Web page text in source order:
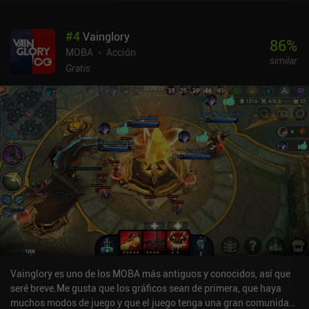
equilibrados, lo que significa que podemos competir fácilmente
con los héroes que obtenemos de forma gratuita, mientras que las
skins puramente cosméticas y los héroes adicionales se pueden
más pulido, justo y, en general, más prometedor que he jugado en
años.
#4Vainglory
MOBA
Acción
Gratis
86%
similar
Vainglory es uno de los MOBA más antiguos y conocidos, así que
seré breve.Me gusta que los gráficos sean de primera, que haya
muchos modos de juego y que el juego tenga una gran comunidad.